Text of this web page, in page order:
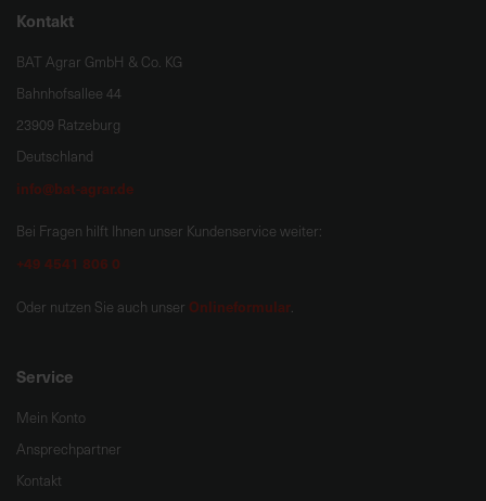
Kontakt
BAT Agrar GmbH & Co. KG
Bahnhofsallee 44
23909 Ratzeburg
Deutschland
info@bat-agrar.de
Bei Fragen hilft Ihnen unser Kundenservice weiter:
+49 4541 806 0
Oder nutzen Sie auch unser Onlineformular.
Service
Mein Konto
Ansprechpartner
Kontakt